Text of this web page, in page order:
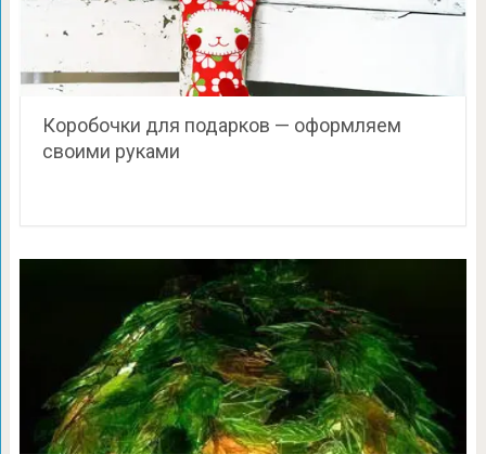
Коробочки для подарков — оформляем
своими руками